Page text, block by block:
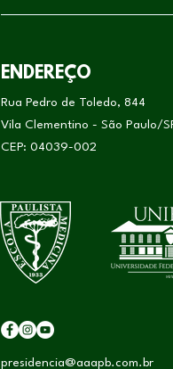
ENDEREÇO
Rua Pedro de Toledo, 844
Vila Clementino - São Paulo/
CEP: 04039-002
presidencia@aaapb.com.br